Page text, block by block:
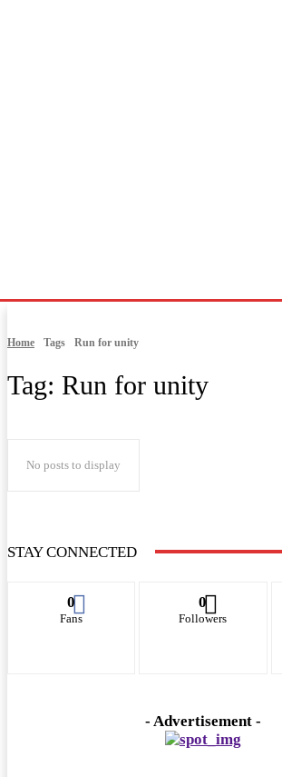
Home Tags Run for unity
Tag: Run for unity
No posts to display
STAY CONNECTED
0
Fans
0
Followers
- Advertisement -